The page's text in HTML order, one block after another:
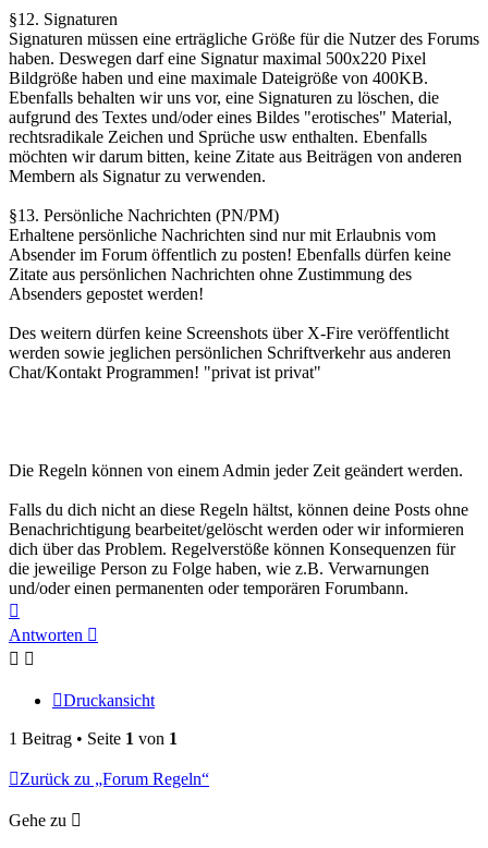
§12. Signaturen
Signaturen müssen eine erträgliche Größe für die Nutzer des Forums
haben. Deswegen darf eine Signatur maximal 500x220 Pixel
Bildgröße haben und eine maximale Dateigröße von 400KB.
Ebenfalls behalten wir uns vor, eine Signaturen zu löschen, die
aufgrund des Textes und/oder eines Bildes "erotisches" Material,
rechtsradikale Zeichen und Sprüche usw enthalten. Ebenfalls
möchten wir darum bitten, keine Zitate aus Beiträgen von anderen
Membern als Signatur zu verwenden.
§13. Persönliche Nachrichten (PN/PM)
Erhaltene persönliche Nachrichten sind nur mit Erlaubnis vom
Absender im Forum öffentlich zu posten! Ebenfalls dürfen keine
Zitate aus persönlichen Nachrichten ohne Zustimmung des
Absenders gepostet werden!
Des weitern dürfen keine Screenshots über X-Fire veröffentlicht
werden sowie jeglichen persönlichen Schriftverkehr aus anderen
Chat/Kontakt Programmen! "privat ist privat"
Die Regeln können von einem Admin jeder Zeit geändert werden.
Falls du dich nicht an diese Regeln hältst, können deine Posts ohne
Benachrichtigung bearbeitet/gelöscht werden oder wir informieren
dich über das Problem. Regelverstöße können Konsequenzen für
die jeweilige Person zu Folge haben, wie z.B. Verwarnungen
und/oder einen permanenten oder temporären Forumbann.
oben
Antworten
Druckansicht
1 Beitrag • Seite 1 von 1
Zurück zu „Forum Regeln“
Gehe zu